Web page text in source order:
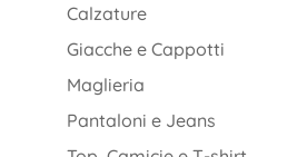
Calzature
Giacche e Cappotti
Maglieria
Pantaloni e Jeans